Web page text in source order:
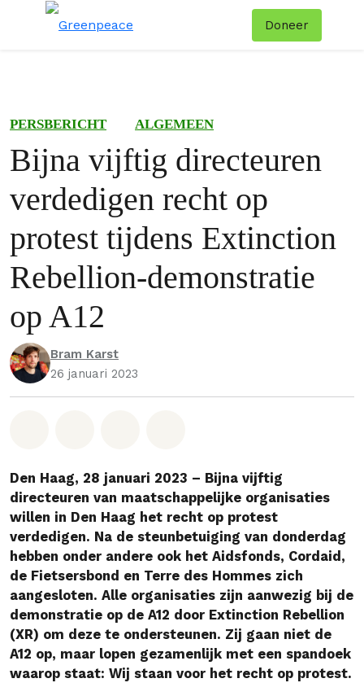
Doneer
PERSBERICHT ALGEMEEN
Bijna vijftig directeuren
verdedigen recht op
protest tijdens Extinction
Rebellion-demonstratie
op A12
Bram Karst
26 januari 2023
Den Haag, 28 januari 2023 – Bijna vijftig
directeuren van maatschappelijke organisaties
willen in Den Haag het recht op protest
verdedigen. Na de steunbetuiging van donderdag
hebben onder andere ook het Aidsfonds, Cordaid,
de Fietsersbond en Terre des Hommes zich
aangesloten. Alle organisaties zijn aanwezig bij de
demonstratie op de A12 door Extinction Rebellion
(XR) om deze te ondersteunen. Zij gaan niet de
A12 op, maar lopen gezamenlijk met een spandoek
waarop staat: Wij staan voor het recht op protest.